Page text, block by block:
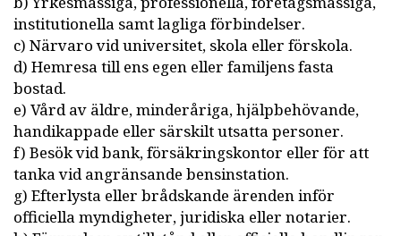
institutionella samt lagliga förbindelser.
c) Närvaro vid universitet, skola eller förskola.
d) Hemresa till ens egen eller familjens fasta
bostad.
e) Vård av äldre, minderåriga, hjälpbehövande,
handikappade eller särskilt utsatta personer.
f) Besök vid bank, försäkringskontor eller för att
tanka vid angränsande bensinstation.
g) Efterlysta eller brådskande ärenden inför
officiella myndigheter, juridiska eller notarier.